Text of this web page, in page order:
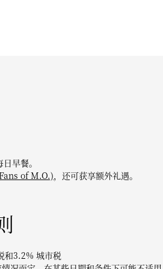
早餐。
of M.O.)，还可获享额外礼遇。
和3.2% 城市税